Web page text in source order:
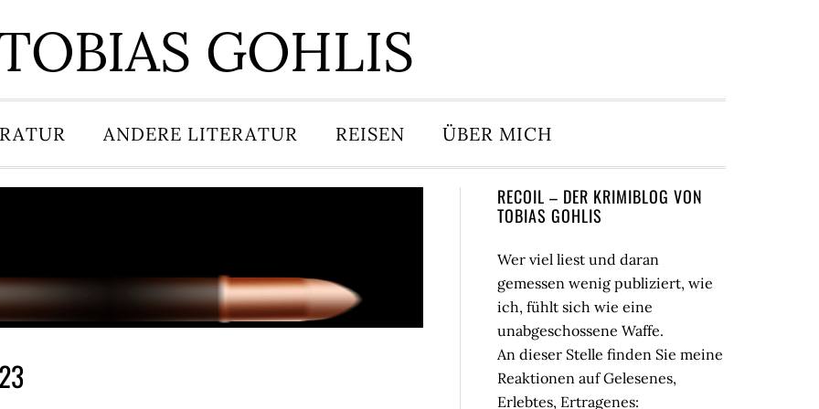
GOHLIS
ANDERE LITERATUR REISEN ÜBER MICH
Seitenspalte
RECOIL – DER KRIMIBLOG VON
TOBIAS GOHLIS
Wer viel liest und daran
gemessen wenig publiziert, wie
ich, fühlt sich wie eine
unabgeschossene Waffe.
An dieser Stelle finden Sie meine
Reaktionen auf Gelesenes,
Erlebtes, Ertragenes: